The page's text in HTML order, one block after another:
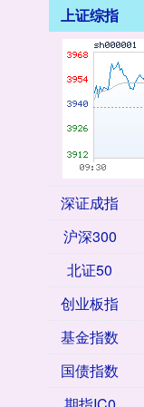
上证综指
深证成指
沪深300
北证50
创业板指
基金指数
国债指数